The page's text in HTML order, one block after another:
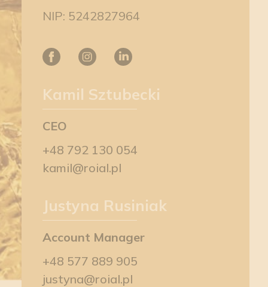
NIP: 5242827964
Kamil Sztubecki
CEO
+48 792 130 054
kamil@roial.pl
Justyna Rusiniak
Account Manager
+48 577 889 905
justyna@roial.pl